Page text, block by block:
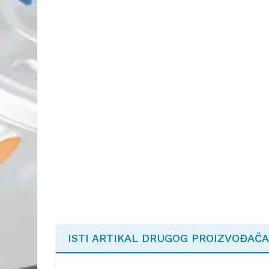
ISTI ARTIKAL DRUGOG PROIZVOĐAČA